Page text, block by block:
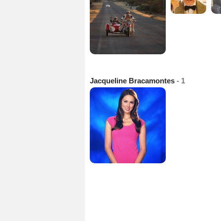
Jacqueline Bracamontes - 1